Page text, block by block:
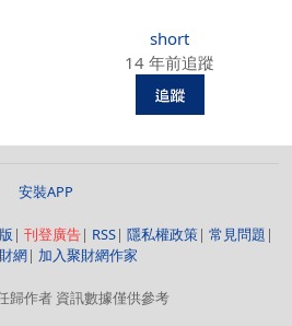
short
14 年前追蹤
安裝APP
| 刊登廣告| RSS| 隱私權政策| 常見問題 |
網| 加入聚財網作家
歸作者 資訊數據僅供參考